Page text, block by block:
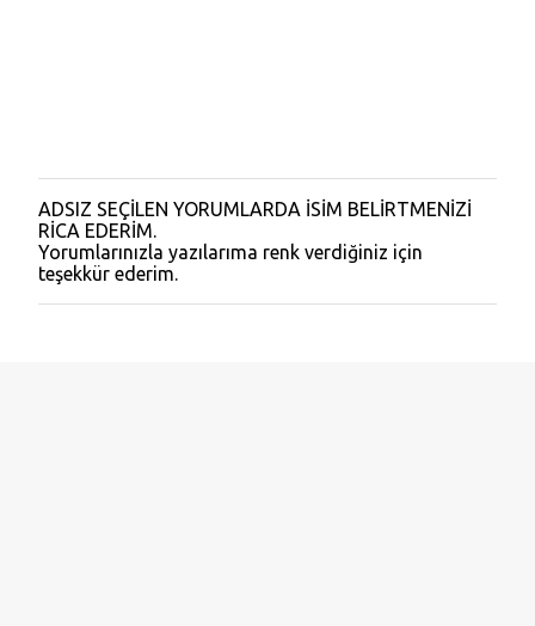
Y
o
r
u
m
ADSIZ SEÇİLEN YORUMLARDA İSİM BELİRTMENİZİ
RİCA EDERİM.
Yorumlarınızla yazılarıma renk verdiğiniz için
teşekkür ederim.